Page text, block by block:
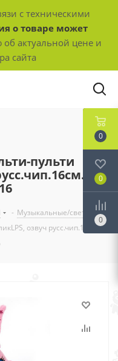
с техническими
о товаре может
актуальной цене и
сайта
пульти
- Музыкальные/световые
озвуч русс.чип.16см.
0
0
0